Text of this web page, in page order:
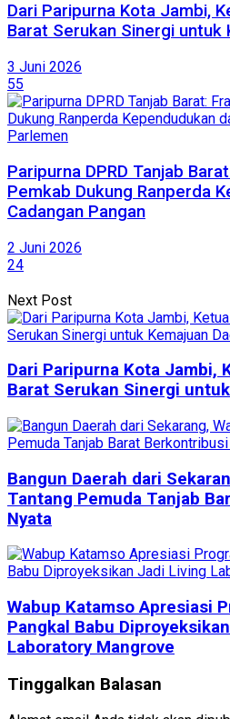
Dari Paripurna Kota Jambi,
Barat Serukan Sinergi untuk
3 Juni 2026
55
Parlemen
Paripurna DPRD Tanjab
Pemkab Dukung Ranperda
Cadangan Pangan
2 Juni 2026
24
Next Post
Dari Paripurna Kota Jambi,
Barat Serukan Sinergi
Bangun Daerah dari
Tantang Pemuda Tanjab
Nyata
Wabup Katamso Apresiasi
Pangkal Babu
Laboratory Mangrove
Tinggalkan Balasan